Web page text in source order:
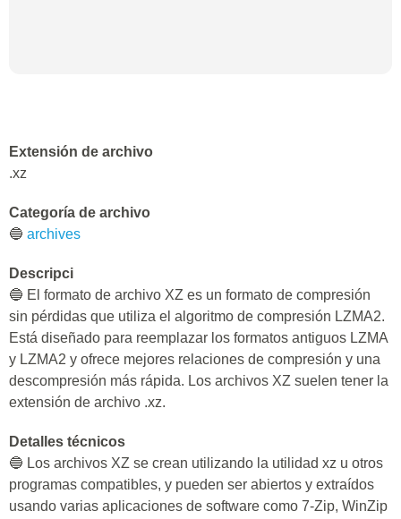
Extensión de archivo
.xz
Categoría de archivo
🔵 archives
Descripci
🔵 El formato de archivo XZ es un formato de compresión
sin pérdidas que utiliza el algoritmo de compresión LZMA2.
Está diseñado para reemplazar los formatos antiguos LZMA
y LZMA2 y ofrece mejores relaciones de compresión y una
descompresión más rápida. Los archivos XZ suelen tener la
extensión de archivo .xz.
Detalles técnicos
🔵 Los archivos XZ se crean utilizando la utilidad xz u otros
programas compatibles, y pueden ser abiertos y extraídos
usando varias aplicaciones de software como 7-Zip, WinZip